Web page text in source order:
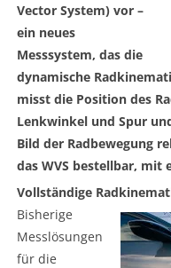
Vector System) vor –
ein neues
Messsystem, das die
dynamische
misst die Position des
Lenkwinkel und Spur
Bild der Radbewegung
das WVS bestellbar, mit
Vollständige
Bisherige
Messlösungen
für die